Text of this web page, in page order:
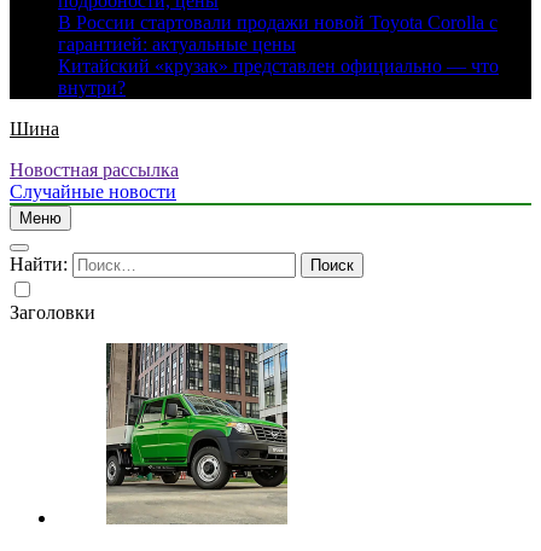
В России стартовали продажи новой Toyota Corolla с
гарантией: актуальные цены
Китайский «крузак» представлен официально — что
внутри?
Шина
Новостная рассылка
Случайные новости
Меню
Найти:
Заголовки